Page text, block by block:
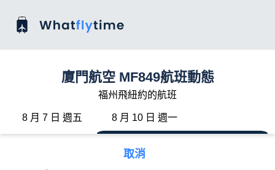
廈門航空 MF849航班動態
福州飛紐約的航班
8 月 7 日 週五 8 月 10 日 週一
取消